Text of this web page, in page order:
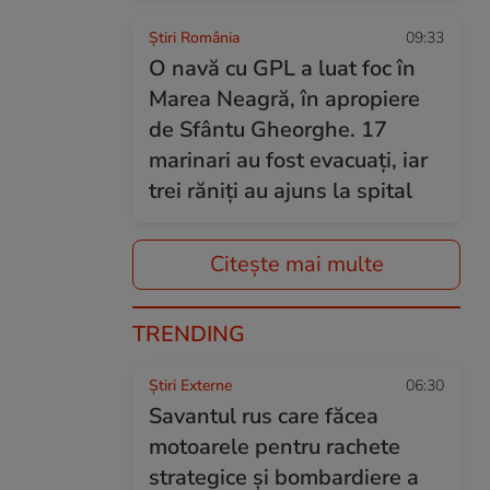
Știri România 09:33
O navă cu GPL a luat foc în
Marea Neagră, în apropiere
de Sfântu Gheorghe. 17
marinari au fost evacuați, iar
trei răniți au ajuns la spital
Citește mai multe
TRENDING
Știri Externe 06:30
Savantul rus care făcea
motoarele pentru rachete
strategice și bombardiere a